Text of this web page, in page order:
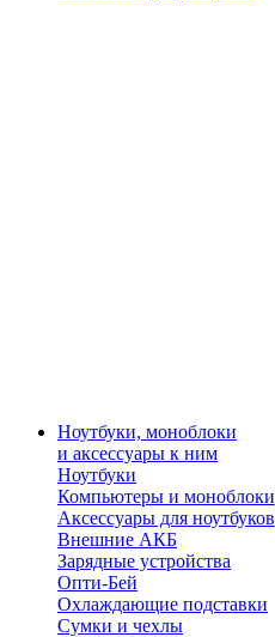
Ноутбуки, моноблоки
и аксессуары к ним
Ноутбуки
Компьютеры и моноблоки
Аксессуары для ноутбуков
Внешние АКБ
Зарядные устройства
Опти-Бей
Охлаждающие подставки
Сумки и чехлы